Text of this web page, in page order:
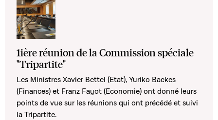
1ière réunion de la Commission spéciale
"Tripartite"
Les Ministres Xavier Bettel (Etat), Yuriko Backes
(Finances) et Franz Fayot (Economie) ont donné leurs
points de vue sur les réunions qui ont précédé et suivi
la Tripartite.